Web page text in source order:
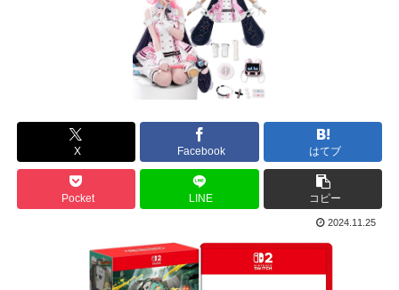
X Facebook はてブ
Pocket LINE コピー
2024.11.25